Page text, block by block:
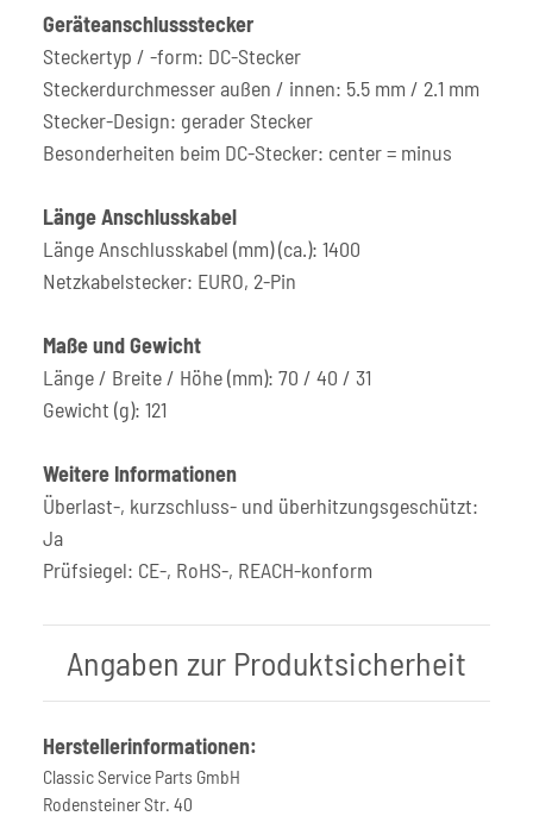
Geräteanschlussstecker
Steckertyp / -form: DC-Stecker
Steckerdurchmesser außen / innen: 5.5 mm / 2.1 mm
Stecker-Design: gerader Stecker
Besonderheiten beim DC-Stecker: center = minus
Länge Anschlusskabel
Länge Anschlusskabel (mm) (ca.): 1400
Netzkabelstecker: EURO, 2-Pin
Maße und Gewicht
Länge / Breite / Höhe (mm): 70 / 40 / 31
Gewicht (g): 121
Weitere Informationen
Überlast-, kurzschluss- und überhitzungsgeschützt:
Ja
Prüfsiegel: CE-, RoHS-, REACH-konform
Angaben zur Produktsicherheit
Herstellerinformationen:
Classic Service Parts GmbH
Rodensteiner Str. 40